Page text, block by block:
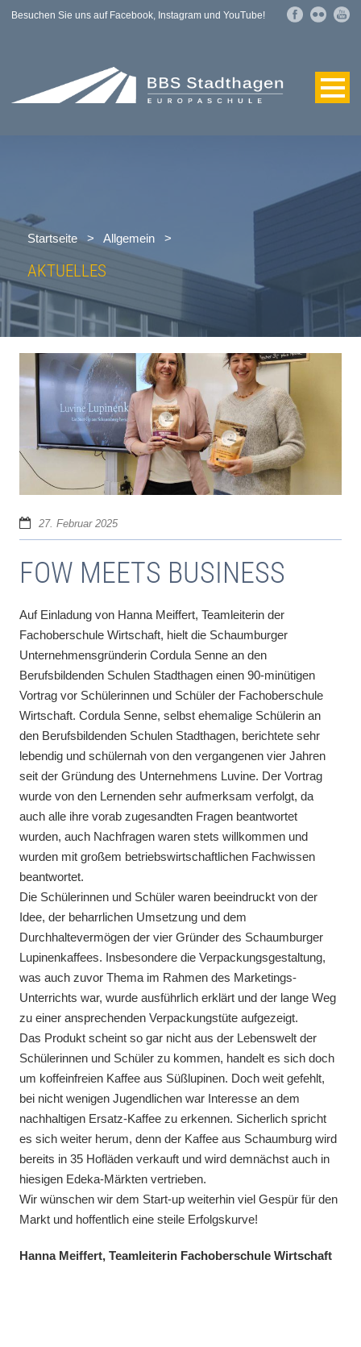
Besuchen Sie uns auf Facebook, Instagram und YouTube!
Startseite > Allgemein >
AKTUELLES
27. Februar 2025
FOW MEETS BUSINESS
Auf Einladung von Hanna Meiffert, Teamleiterin der
Fachoberschule Wirtschaft, hielt die Schaumburger
Unternehmensgründerin Cordula Senne an den
Berufsbildenden Schulen Stadthagen einen 90-minütigen
Vortrag vor Schülerinnen und Schüler der Fachoberschule
Wirtschaft. Cordula Senne, selbst ehemalige Schülerin an
den Berufsbildenden Schulen Stadthagen, berichtete sehr
lebendig und schülernah von den vergangenen vier Jahren
seit der Gründung des Unternehmens Luvine. Der Vortrag
wurde von den Lernenden sehr aufmerksam verfolgt, da
auch alle ihre vorab zugesandten Fragen beantwortet
wurden, auch Nachfragen waren stets willkommen und
wurden mit großem betriebswirtschaftlichen Fachwissen
beantwortet.
Die Schülerinnen und Schüler waren beeindruckt von der
Idee, der beharrlichen Umsetzung und dem
Durchhaltevermögen der vier Gründer des Schaumburger
Lupinenkaffees. Insbesondere die Verpackungsgestaltung,
was auch zuvor Thema im Rahmen des Marketings-
Unterrichts war, wurde ausführlich erklärt und der lange Weg
zu einer ansprechenden Verpackungstüte aufgezeigt.
Das Produkt scheint so gar nicht aus der Lebenswelt der
Schülerinnen und Schüler zu kommen, handelt es sich doch
um koffeinfreien Kaffee aus Süßlupinen. Doch weit gefehlt,
bei nicht wenigen Jugendlichen war Interesse an dem
nachhaltigen Ersatz-Kaffee zu erkennen. Sicherlich spricht
es sich weiter herum, denn der Kaffee aus Schaumburg wird
bereits in 35 Hofläden verkauft und wird demnächst auch in
hiesigen Edeka-Märkten vertrieben.
Wir wünschen wir dem Start-up weiterhin viel Gespür für den
Markt und hoffentlich eine steile Erfolgskurve!
Hanna Meiffert, Teamleiterin Fachoberschule Wirtschaft